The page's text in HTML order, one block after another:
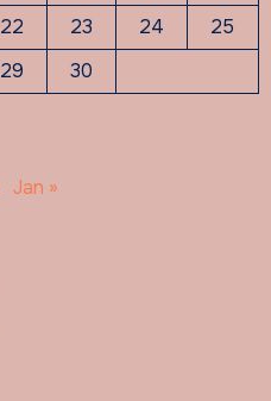
22 23 24
25
29 30
Jan »